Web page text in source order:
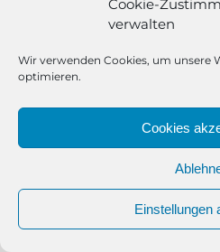
Cookie-
verwalten
Wir verwenden Cookies, um unsere
optimieren.
Cookies
Einstellungen
All Rights Reserved | Powered by
|